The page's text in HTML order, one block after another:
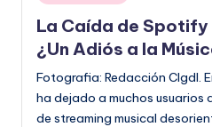
en
La Caída de Spotify
¿Un Adiós a la
Fotografia: Redacción CIgdl.
ha dejado a muchos
de streaming musical